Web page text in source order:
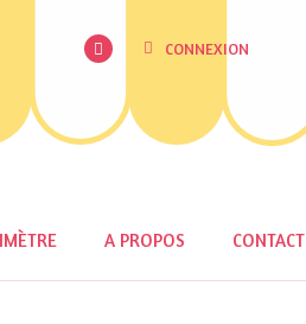
CONNEXION
A PROPOS CONTACT